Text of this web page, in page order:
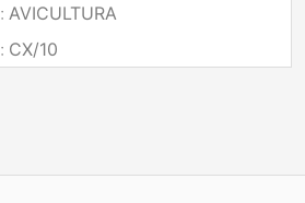
: AVICULTURA
: CX/10